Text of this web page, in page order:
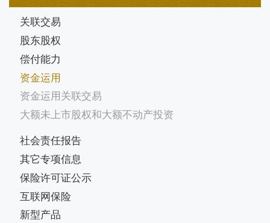
关联交易
股东股权
偿付能力
资金运用
资金运用关联交易
大额未上市股权和大额不动产投资
社会责任报告
其它专项信息
保险许可证公示
互联网保险
新型产品